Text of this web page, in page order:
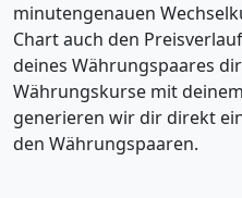
minutengenauen
Chart auch den
deines Währungspaares
Währungskurse mit
generieren wir dir direkt
den Währungspaaren.